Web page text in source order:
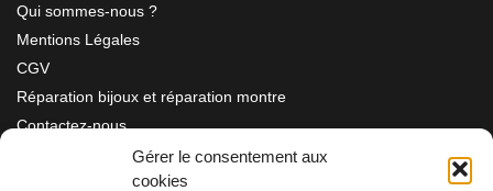
Gérer le consentement aux
cookies
Qui sommes-nous ?
Mentions Légales
CGV
Réparation bijoux et réparation montre
Contactez-nous